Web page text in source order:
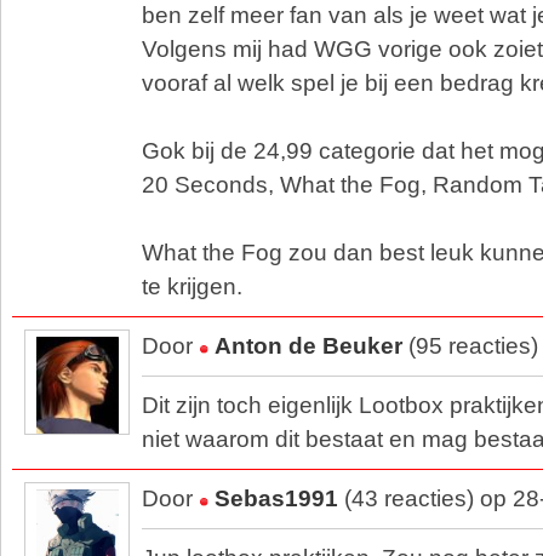
ben zelf meer fan van als je weet wat
Volgens mij had WGG vorige ook
vooraf al welk spel je bij een bedrag
Gok bij de 24,99 categorie dat het
20 Seconds, What the Fog, Random
What the Fog zou dan best leuk
te krijgen.
Door Anton de Beuker (95
Dit zijn toch eigenlijk Lootbox
niet waarom dit bestaat en mag
Door Sebas1991 (43 reacties) op